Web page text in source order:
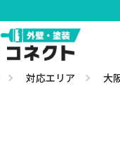
対応エリア 大